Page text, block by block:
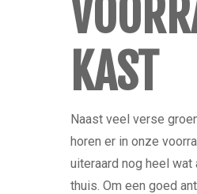
KAST
Naast veel verse
horen er in onze
uiteraard nog heel wat
thuis. Om een goed